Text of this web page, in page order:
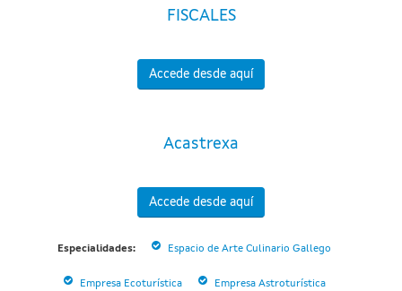
FISCALES
Accede desde aquí
Acastrexa
Accede desde aquí
Especialidades: Espacio de Arte Culinario Gallego
Empresa Ecoturística Empresa Astroturística